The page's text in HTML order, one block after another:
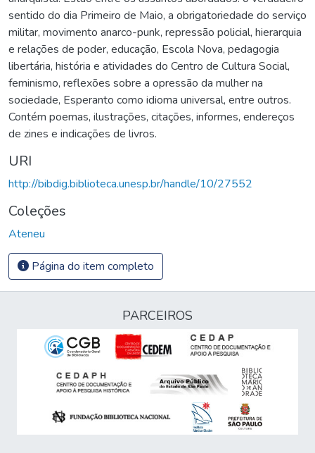
sentido do dia Primeiro de Maio, a obrigatoriedade do serviço
militar, movimento anarco-punk, repressão policial, hierarquia
e relações de poder, educação, Escola Nova, pedagogia
libertária, história e atividades do Centro de Cultura Social,
feminismo, reflexões sobre a opressão da mulher na
sociedade, Esperanto como idioma universal, entre outros.
Contém poemas, ilustrações, citações, informes, endereços
de zines e indicações de livros.
URI
http://bibdig.biblioteca.unesp.br/handle/10/27552
Coleções
Ateneu
Página do item completo
PARCEIROS